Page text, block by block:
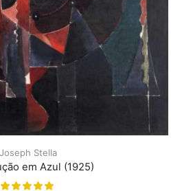
Joseph Stella
em Azul (1925)